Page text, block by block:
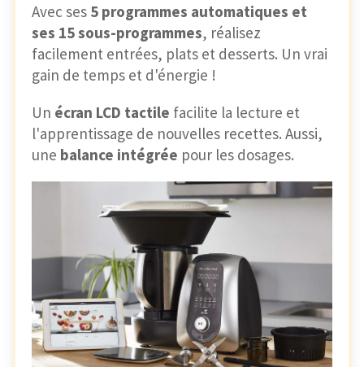
Avec ses 5 programmes automatiques et
ses 15 sous-programmes, réalisez
facilement entrées, plats et desserts. Un vrai
gain de temps et d'énergie !
Un écran LCD tactile facilite la lecture et
l'apprentissage de nouvelles recettes. Aussi,
une balance intégrée pour les dosages.